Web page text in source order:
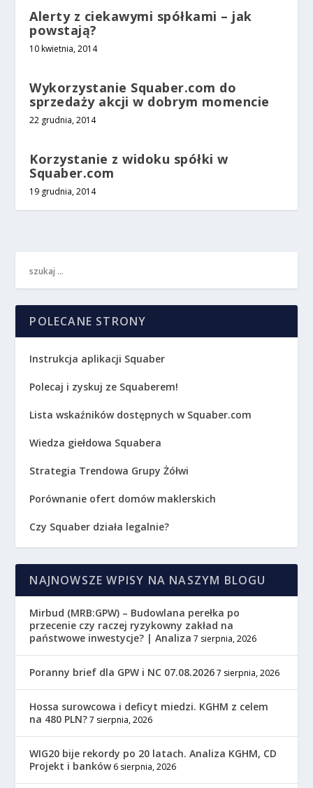
Alerty z ciekawymi spółkami – jak
powstają?
10 kwietnia, 2014
Wykorzystanie Squaber.com do
sprzedaży akcji w dobrym momencie
22 grudnia, 2014
Korzystanie z widoku spółki w
Squaber.com
19 grudnia, 2014
POLECANE STRONY
Instrukcja aplikacji Squaber
Polecaj i zyskuj ze Squaberem!
Lista wskaźników dostępnych w Squaber.com
Wiedza giełdowa Squabera
Strategia Trendowa Grupy Żółwi
Porównanie ofert domów maklerskich
Czy Squaber działa legalnie?
NAJNOWSZE WPISY NA NASZYM BLOGU
Mirbud (MRB:GPW) – Budowlana perełka po
przecenie czy raczej ryzykowny zakład na
państwowe inwestycje? | Analiza 7 sierpnia, 2026
Poranny brief dla GPW i NC 07.08.2026 7 sierpnia, 2026
Hossa surowcowa i deficyt miedzi. KGHM z celem
na 480 PLN? 7 sierpnia, 2026
WIG20 bije rekordy po 20 latach. Analiza KGHM, CD
Projekt i banków 6 sierpnia, 2026